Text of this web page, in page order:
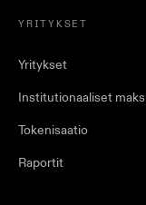
YRITYKSET
Yritykset
Institutionaaliset
Tokenisaatio
Raportit